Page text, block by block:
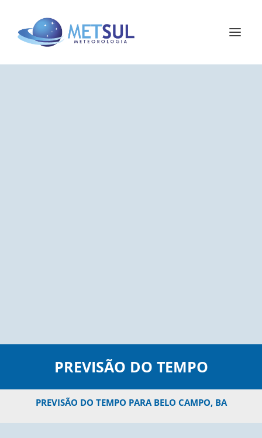
PREVISÃO DO TEMPO
PREVISÃO DO TEMPO PARA BELO CAMPO, BA